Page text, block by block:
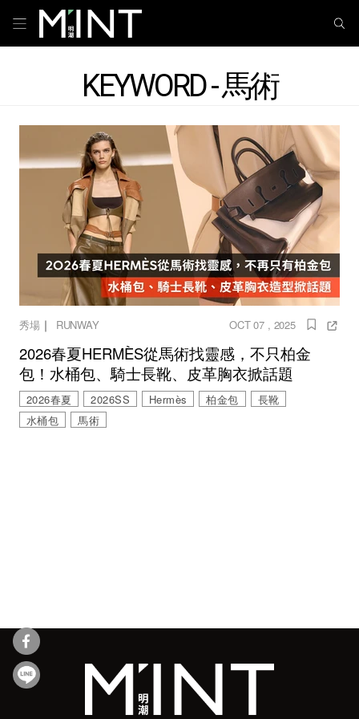
KEYWORD - 馬術
秀場 ｜ RUNWAY OCT 07 , 2025
2026春夏HERMÈS從馬術找靈感，不只柏金
包！水桶包、騎士長靴、皮革胸衣掀話題
2026春夏 2026SS Hermès 柏金包
長靴
水桶包
馬術